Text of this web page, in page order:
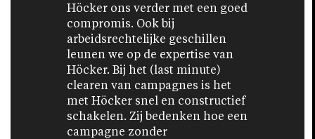
Höcker ons verder met een goed
compromis. Ook bij
arbeidsrechtelijke geschillen
leunen we op de expertise van
Höcker. Bij het (last minute)
clearen van campagnes is het
met Höcker snel en constructief
schakelen. Zij bedenken hoe een
campagne zonder